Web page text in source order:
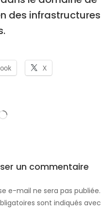
des infrastructures
X
Chargement…
un commentaire
e-mail ne sera pas publiée.
sont indiqués avec